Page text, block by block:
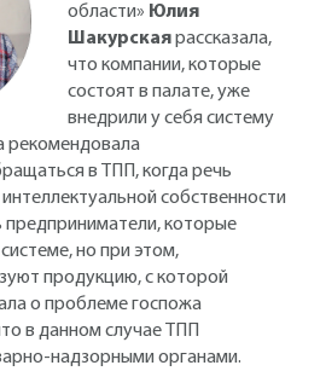
области» Юлия
Шакурскаярассказала,
что компании, которые
состоят в палате, уже
внедрили у себя систему
рекомендовала
в ТПП, когда речь
собственности
предприниматели, которые
но при этом,
продукцию, с которой
о проблеме госпожа
в данном случае ТПП
надзорными органами.